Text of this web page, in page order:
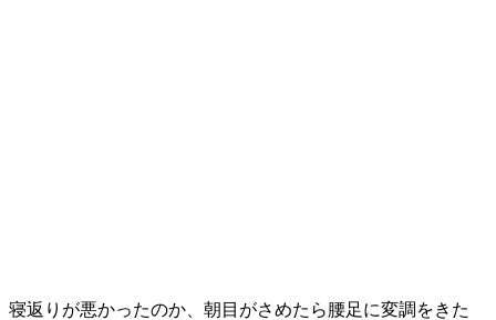
寝返りが悪かったのか、朝目がさめたら腰足に変調をきた